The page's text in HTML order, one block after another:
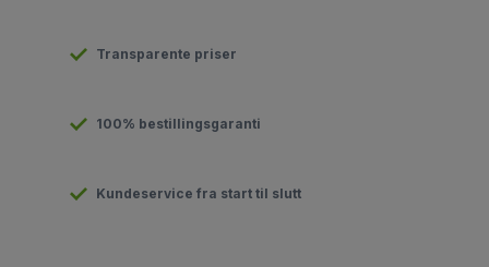
Transparente priser
100% bestillingsgaranti
Kundeservice fra start til slutt